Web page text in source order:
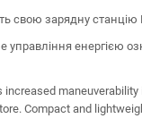
свою зарядну станцію
управління
Compact and